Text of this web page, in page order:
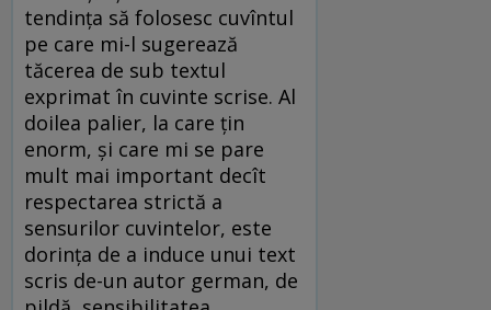
tendinţa să folosesc cuvîntul
pe care mi-l sugerează
tăcerea de sub textul
exprimat în cuvinte scrise. Al
doilea palier, la care ţin
enorm, şi care mi se pare
mult mai important decît
respectarea strictă a
sensurilor cuvintelor, este
dorinţa de a induce unui text
scris de-un autor german, de